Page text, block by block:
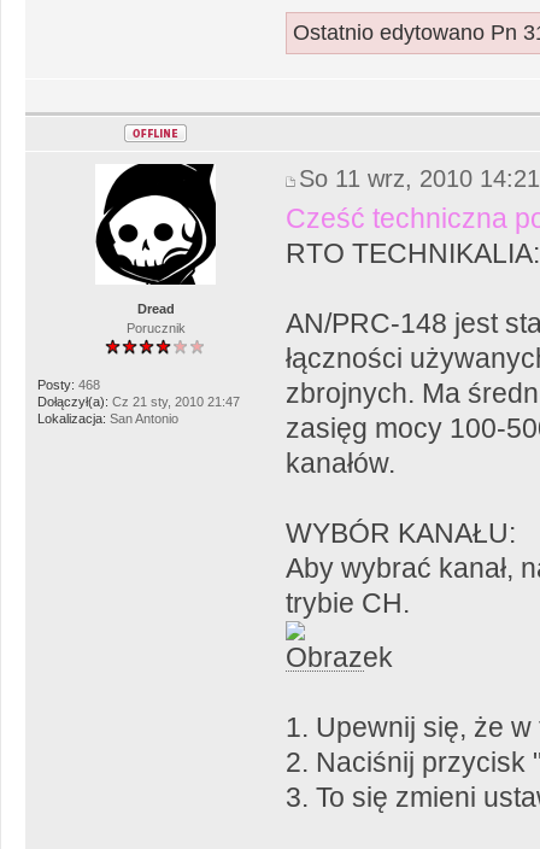
Ostatnio edytowano Pn
Dread
Porucznik
Posty: 468
Dołączył(a): Cz 21 sty, 2010 21:47
Lokalizacja: San Antonio
So 11 wrz, 2010 14:21
Cześć techniczna
RTO TECHNIKALIA:
AN/PRC-148 jest
łączności
zbrojnych. Ma
zasięg mocy 100-
kanałów.
WYBÓR KANAŁU:
Aby wybrać kanał,
trybie CH.
1. Upewnij się, że
2. Naciśnij przycisk
3. To się zmieni